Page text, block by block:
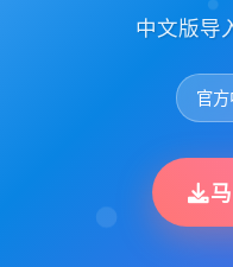
中文版导
官